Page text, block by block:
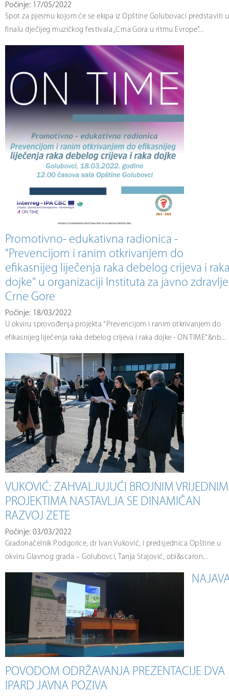
Počinje: 17/05/2022
Spot za pjesmu kojom će se ekipa iz Opštine Golubovaci predstaviti u
finalu dječijeg muzičkog festivala „Crna Gora u ritmu Evrope”...
Promotivno- edukativna radionica -
"Prevencijom i ranim otkrivanjem do
efikasnijeg liječenja raka debelog crijeva i
dojke" u organizaciji Instituta za javno zdravlje
Crne Gore
Počinje: 18/03/2022
U okviru sprovođenja projekta "Prevencijom i ranim otkrivanjem do
efikasnijeg liječenja raka debelog crijeva i raka dojke - ON TIME"&nb...
VUKOVIĆ: ZAHVALJUJUĆI BROJNIM VRIJEDNIM
PROJEKTIMA NASTAVLJA SE DINAMIČAN
RAZVOJ ZETE
Počinje: 03/03/2022
Gradonačelnik Podgorice, dr Ivan Vuković, i predsjednica Opštine u
okviru Glavnog grada – Golubovci, Tanja Stajović, obi&scaron...
POVODOM ODRŽAVANJA PREZENTACIJE DVA
IPARD JAVNA POZIVA